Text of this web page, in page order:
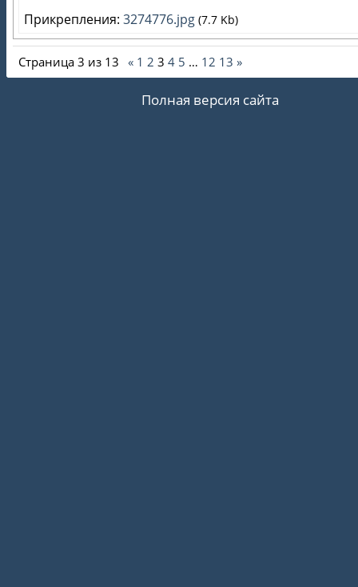
Прикрепления: 3274776.jpg (7.7 Kb)
Страница 3 из 13 « 1 2 3 4 5 … 12 13 »
Полная версия сайта